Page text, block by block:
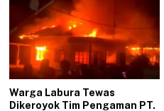
‎Warga Labura Tewas
Dikeroyok Tim Pengaman PT.